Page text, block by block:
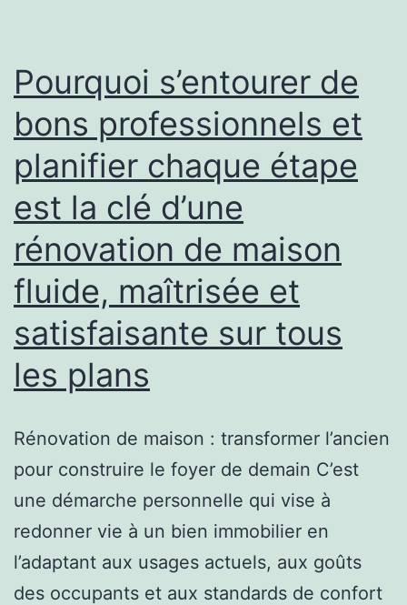
Pourquoi s’entourer de
bons professionnels et
planifier chaque étape
est la clé d’une
rénovation de maison
fluide, maîtrisée et
satisfaisante sur tous
les plans
Rénovation de maison : transformer l’ancien
pour construire le foyer de demain C’est
une démarche personnelle qui vise à
redonner vie à un bien immobilier en
l’adaptant aux usages actuels, aux goûts
des occupants et aux standards de confort